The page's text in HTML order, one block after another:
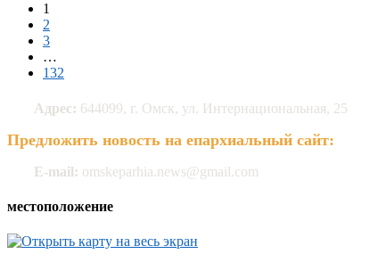
1
2
3
…
132
Адрес: 644099, г. Омск, ул. Интернациональная, 25
Предложить новость на епархиальный сайт:
E-mail: omskeparhia.news@gmail.com
местоположение